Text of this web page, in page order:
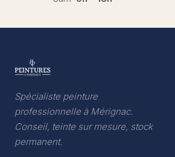
Spécialiste peinture
professionnelle à Mérignac.
Conseil, teinte sur mesure, stock
permanent.